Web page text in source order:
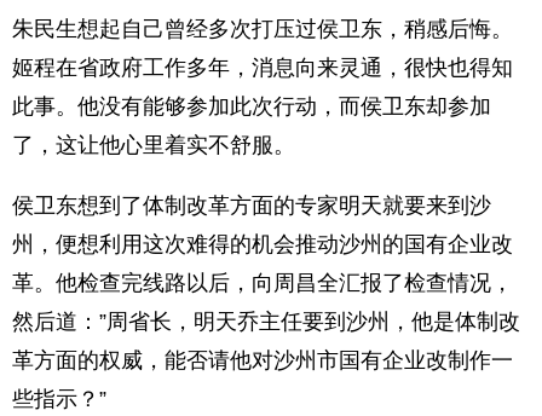
朱民生想起自己曾经多次打压过侯卫东，稍感后悔。
姬程在省政府工作多年，消息向来灵通，很快也得知
此事。他没有能够参加此次行动，而侯卫东却参加
了，这让他心里着实不舒服。
侯卫东想到了体制改革方面的专家明天就要来到沙
州，便想利用这次难得的机会推动沙州的国有企业改
革。他检查完线路以后，向周昌全汇报了检查情况，
然后道：”周省长，明天乔主任要到沙州，他是体制改
革方面的权威，能否请他对沙州市国有企业改制作一
些指示？”